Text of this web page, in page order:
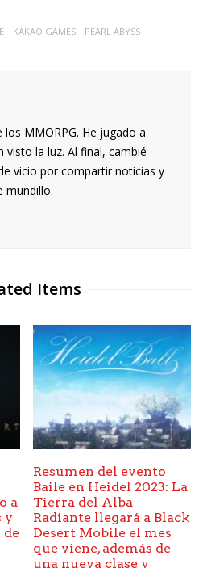
KAKAO GAMES PEARL ABYSS
MMORPG. He jugado a
visto la luz. Al final, cambié
vicio por compartir noticias y
mundillo.
Items
a
y
de
Resumen del evento
Baile en Heidel 2023: La
Tierra del Alba
Radiante llegará a Black
Desert Mobile el mes
que viene, además de
una nueva clase y